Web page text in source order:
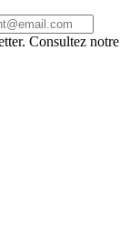
Consultez notre